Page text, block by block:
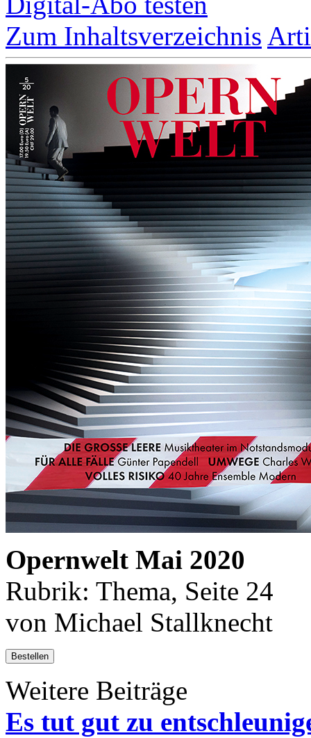
Zum Inhaltsverzeichnis
Opernwelt Mai 2020
Rubrik: Thema, Seite 24
von Michael Stallknecht
Bestellen
Weitere Beiträge
Es tut gut zu